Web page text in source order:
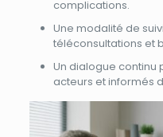
complications.
Une modalité de
téléconsultations et
Un dialogue continu
acteurs et informés